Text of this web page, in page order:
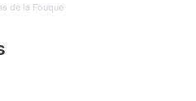
de la Fouque